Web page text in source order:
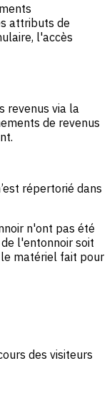
attributs de
l'accès
revenus via la
de revenus
répertorié dans
n'ont pas été
l'entonnoir soit
matériel fait pour
des visiteurs